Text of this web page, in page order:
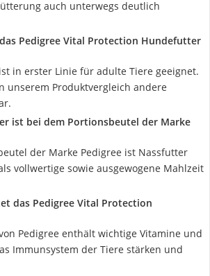
auch unterwegs deutlich
Pedigree Vital Protection Hundefutter
in erster Linie für adulte Tiere geeignet.
unserem Produktvergleich andere
ist bei dem Portionsbeutel der Marke
der Marke Pedigree ist Nassfutter
vollwertige sowie ausgewogene Mahlzeit
das Pedigree Vital Protection
Pedigree enthält wichtige Vitamine und
Immunsystem der Tiere stärken und